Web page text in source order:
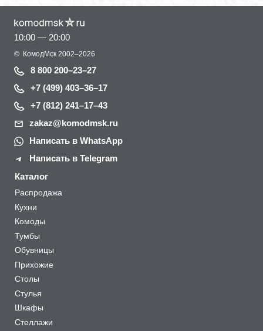
10:00 — 20:00
© КомодМск 2002–2026
8 800 200–23–27
+7 (499) 403–36–17
+7 (812) 241–17–43
zakaz@komodmsk.ru
Написать в WhatsApp
Написать в Telegram
Каталог
Распродажа
Кухни
Комоды
Тумбы
Обувницы
Прихожие
Столы
Стулья
Шкафы
Стеллажи